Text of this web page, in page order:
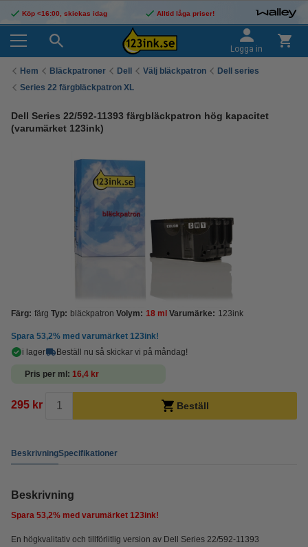
Köp <16:00, skickas idag Alltid låga priser!
Logga in
Hem Bläckpatroner Dell Välj bläckpatron
Dell series
Series 22 färgbläckpatron XL
Dell Series 22/592-11393 färgbläckpatron hög kapacitet
(varumärket 123ink)
Färg: färg Typ: bläckpatron Volym: 18 ml Varumärke: 123ink
Spara 53,2% med varumärket 123ink!
i lager
Beställ nu så skickar vi på måndag!
Pris per ml 16,4 kr
295 kr Beställ
BeskrivningSpecifikationer
Beskrivning
Spara 53,2% med varumärket 123ink!
En högkvalitativ och tillförlitlig version av Dell Series 22/592-11393